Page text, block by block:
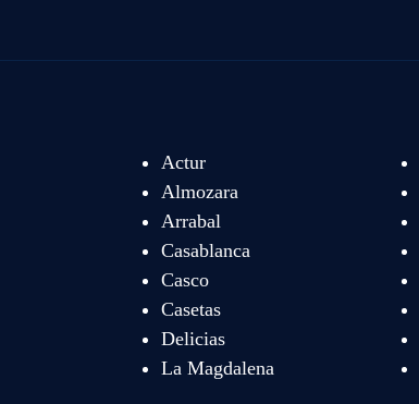
Actur
Almozara
Arrabal
Casablanca
Casco
Casetas
Delicias
La Magdalena